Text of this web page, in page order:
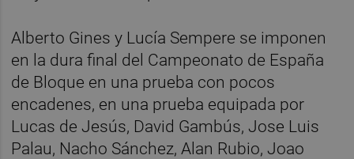
Alberto Gines y Lucía Sempere se imponen
en la dura final del Campeonato de España
de Bloque en una prueba con pocos
encadenes, en una prueba equipada por
Lucas de Jesús, David Gambús, Jose Luis
Palau, Nacho Sánchez, Alan Rubio, Joao